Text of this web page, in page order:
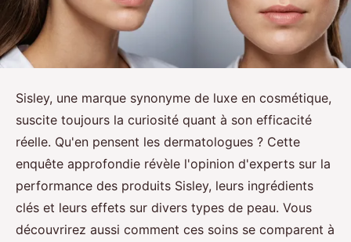
Sisley, une marque synonyme de luxe en cosmétique,
suscite toujours la curiosité quant à son efficacité
réelle. Qu'en pensent les dermatologues ? Cette
enquête approfondie révèle l'opinion d'experts sur la
performance des produits Sisley, leurs ingrédients
clés et leurs effets sur divers types de peau. Vous
découvrirez aussi comment ces soins se comparent à